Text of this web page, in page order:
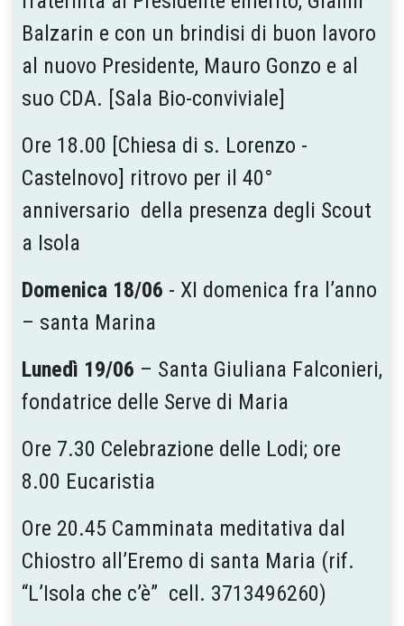
Balzarin e con un brindisi di buon lavoro
al nuovo Presidente, Mauro Gonzo e al
suo CDA. [Sala Bio-conviviale]
Ore 18.00 [Chiesa di s. Lorenzo -
Castelnovo] ritrovo per il 40°
anniversario della presenza degli Scout
a Isola
Domenica 18/06 - XI domenica fra l’anno
– santa Marina
Lunedì 19/06 – Santa Giuliana Falconieri,
fondatrice delle Serve di Maria
Ore 7.30 Celebrazione delle Lodi; ore
8.00 Eucaristia
Ore 20.45 Camminata meditativa dal
Chiostro all’Eremo di santa Maria (rif.
“L’Isola che c’è” cell. 3713496260)